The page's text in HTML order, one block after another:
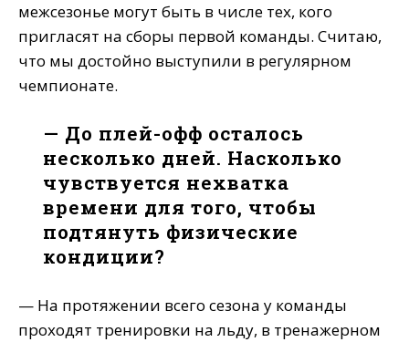
межсезонье могут быть в числе тех, кого
пригласят на сборы первой команды. Считаю,
что мы достойно выступили в регулярном
чемпионате.
— До плей-офф осталось
несколько дней. Насколько
чувствуется нехватка
времени для того, чтобы
подтянуть физические
кондиции?
— На протяжении всего сезона у команды
проходят тренировки на льду, в тренажерном